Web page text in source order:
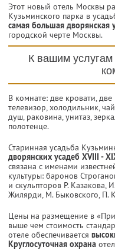
Этот новый отель Москвы
Кузьминского парка в
самая большая дворянская
городской черте Москвы.
К вашим
В комнате: две кровати,
телевизор, холодильник,
душ, раковина, унитаз,
полотенце.
Старинная усадьба
дворянских усадеб XVIII -
связана с именами
культуры: баронов
и скульпторов Р. Казакова,
Жилярди, М. Быковского, П.
Цены на размещение в
выше чем стоимость
отеле обеспечивается
Круглосуточная охрана